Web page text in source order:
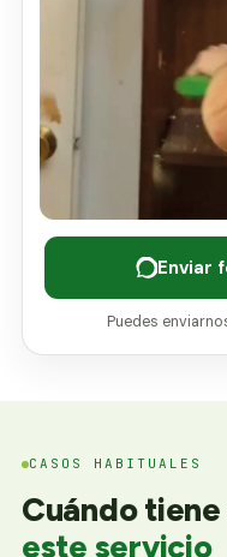
Enviar
Puedes
CASOS HABITUALES
Cuándo
este servicio